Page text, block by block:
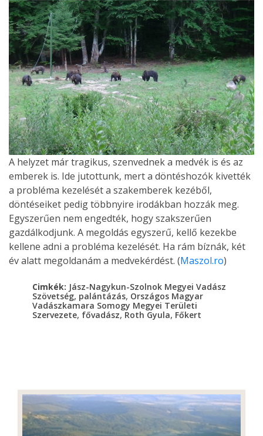
A helyzet már tragikus, szenvednek a medvék is és az
emberek is. Ide jutottunk, mert a döntéshozók kivették
a probléma kezelését a szakemberek kezéből,
döntéseiket pedig többnyire irodákban hozzák meg.
Egyszerűen nem engedték, hogy szakszerűen
gazdálkodjunk. A megoldás egyszerű, kellő kezekbe
kellene adni a probléma kezelését. Ha rám bíznák, két
év alatt megoldanám a medvekérdést. (Maszol.ro)
Cimkék: Jász-Nagykun-Szolnok Megyei Vadász
Szövetség, palántázás, Országos Magyar
Vadászkamara Somogy Megyei Területi
Szervezete, fővadász,Roth Gyula, Főkert